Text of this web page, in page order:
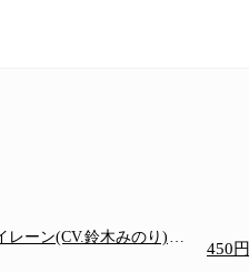
レーン(CV.鈴木みのり)
ペダル付き/『映画ち
450円